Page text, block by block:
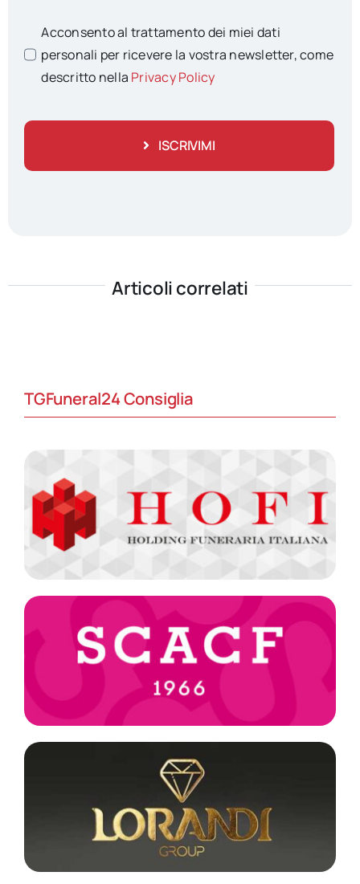
Acconsento al trattamento dei miei dati
personali per ricevere la vostra newsletter, come
descritto nella Privacy Policy
ISCRIVIMI
Articoli correlati
TGFuneral24 Consiglia